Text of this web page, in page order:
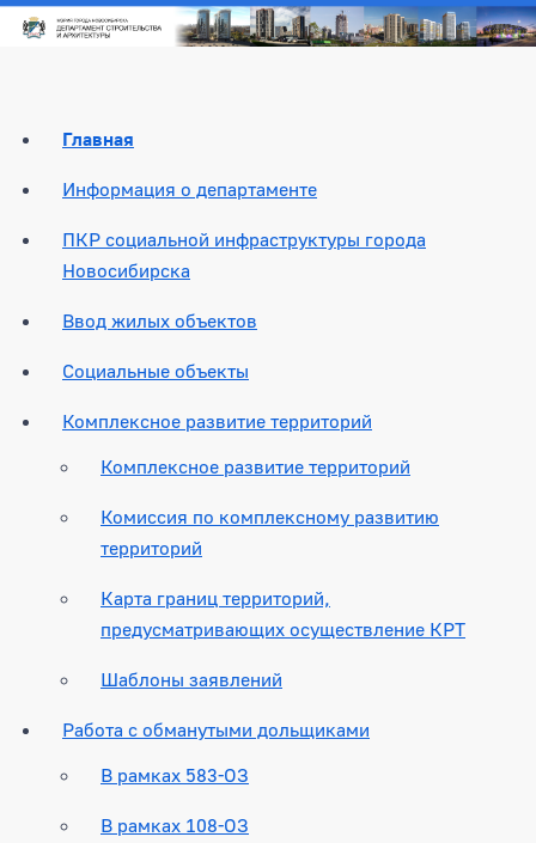
Главная
Информация о департаменте
ПКР социальной инфраструктуры города
Новосибирска
Ввод жилых объектов
Социальные объекты
Комплексное развитие территорий
Комплексное развитие территорий
Комиссия по комплексному развитию
территорий
Карта границ территорий,
предусматривающих осуществление КРТ
Шаблоны заявлений
Работа с обманутыми дольщиками
В рамках 583-ОЗ
В рамках 108-ОЗ